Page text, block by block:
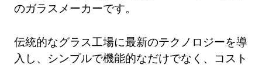
のガラスメーカーです。
伝統的なグラス工場に最新のテクノロジーを導
入し、シンプルで機能的なだけでなく、コスト